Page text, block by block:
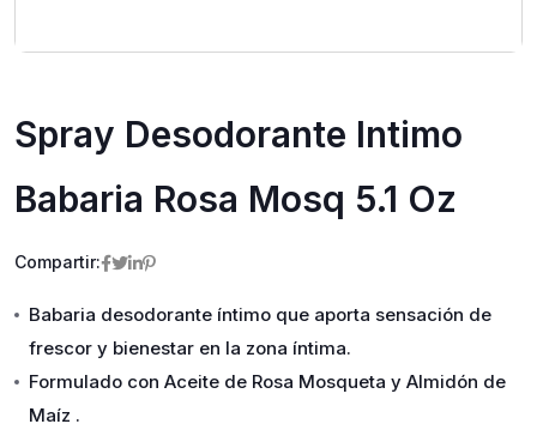
Spray Desodorante Intimo
Babaria Rosa Mosq 5.1 Oz
Compartir:
Babaria desodorante íntimo que aporta sensación de
frescor y bienestar en la zona íntima.
Formulado con Aceite de Rosa Mosqueta y Almidón de
Maíz .